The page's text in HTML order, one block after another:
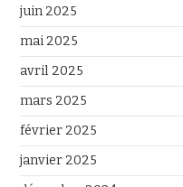
juin 2025
mai 2025
avril 2025
mars 2025
février 2025
janvier 2025